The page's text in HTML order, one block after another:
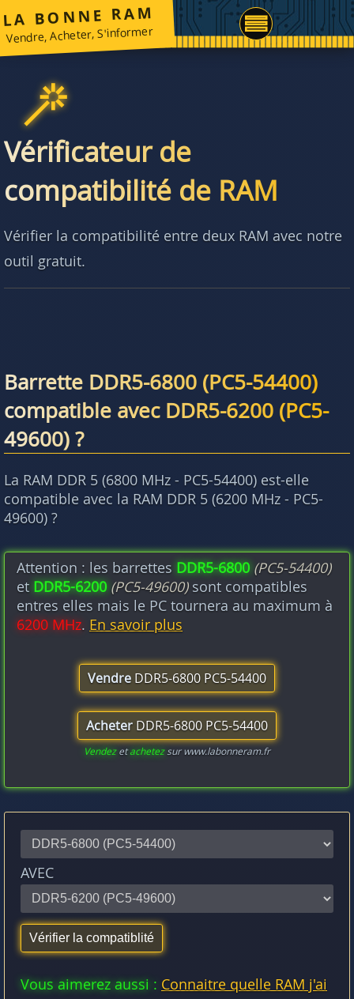
LA BONNE RAM
Vendre, Acheter, S'informer
Vérificateur de
compatibilité de RAM
Vérifier la compatibilité entre deux RAM avec notre
outil gratuit.
Barrette DDR5-6800 (PC5-54400)
compatible avec DDR5-6200 (PC5-
49600) ?
La RAM DDR 5 (6800 MHz - PC5-54400) est-elle
compatible avec la RAM DDR 5 (6200 MHz - PC5-
49600) ?
Attention : les barrettes DDR5-6800 (PC5-54400)
et DDR5-6200 (PC5-49600)sont compatibles
entres elles mais le PC tournera au maximum à
6200 MHz. En savoir plus
Vendre DDR5-6800 PC5-54400
Acheter DDR5-6800 PC5-54400
Vendezetachetezsur www.labonneram.fr
AVEC
Vous aimerez aussi : Connaitre quelle RAM j'ai